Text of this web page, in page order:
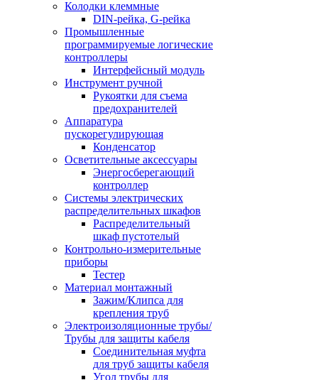
Колодки клеммные
DIN-рейка, G-рейка
Промышленные
программируемые логические
контроллеры
Интерфейсный модуль
Инструмент ручной
Рукоятки для съема
предохранителей
Аппаратура
пускорегулирующая
Конденсатор
Осветительные аксессуары
Энергосберегающий
контроллер
Системы электрических
распределительных шкафов
Распределительный
шкаф пустотелый
Контрольно-измерительные
приборы
Тестер
Материал монтажный
Зажим/Клипса для
крепления труб
Электроизоляционные трубы/
Трубы для защиты кабеля
Соединительная муфта
для труб защиты кабеля
Угол трубы для